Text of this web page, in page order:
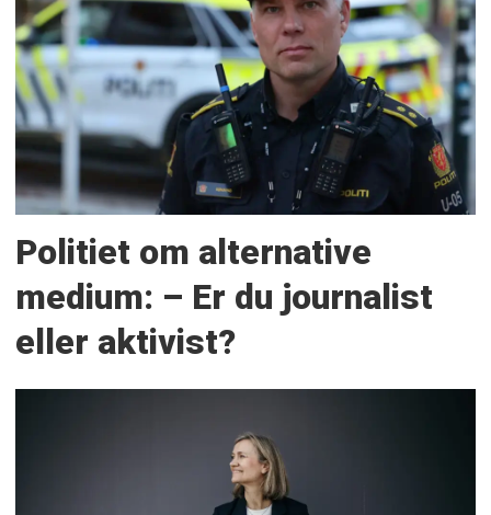
Politiet om alternative
medium: – Er du journalist
eller aktivist?